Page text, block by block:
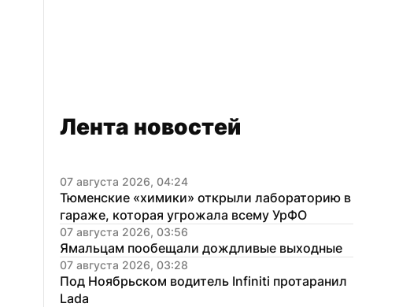
Лента новостей
07 августа 2026, 04:24
Тюменские «химики» открыли лабораторию в
гараже, которая угрожала всему УрФО
07 августа 2026, 03:56
Ямальцам пообещали дождливые выходные
07 августа 2026, 03:28
Под Ноябрьском водитель Infiniti протаранил
Lada